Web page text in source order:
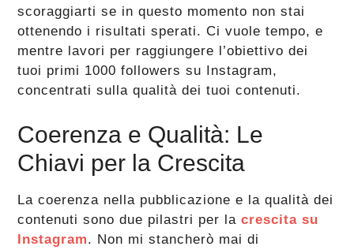
scoraggiarti se in questo momento non stai
ottenendo i risultati sperati. Ci vuole tempo, e
mentre lavori per raggiungere l’obiettivo dei
tuoi primi 1000 followers su Instagram,
concentrati sulla qualità dei tuoi contenuti.
Coerenza e Qualità: Le
Chiavi per la Crescita
La coerenza nella pubblicazione e la qualità dei
contenuti sono due pilastri per lacrescita su
Instagram. Non mi stancherò mai di